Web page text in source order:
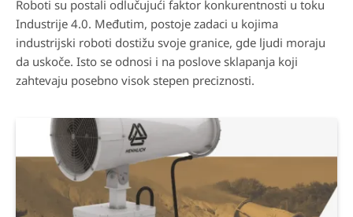
Roboti su postali odlučujući faktor konkurentnosti u toku
Industrije 4.0. Međutim, postoje zadaci u kojima
industrijski roboti dostižu svoje granice, gde ljudi moraju
da uskoče. Isto se odnosi i na poslove sklapanja koji
zahtevaju posebno visok stepen preciznosti.